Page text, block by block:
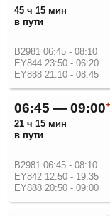
45 ч 15 мин
в пути
B2981 06:45 - 08:10
EY844 23:50 - 06:20
EY888 21:10 - 08:45
06:45 — 09:00
21 ч 15 мин
в пути
B2981 06:45 - 08:10
EY842 12:50 - 19:35
EY888 20:50 - 09:00